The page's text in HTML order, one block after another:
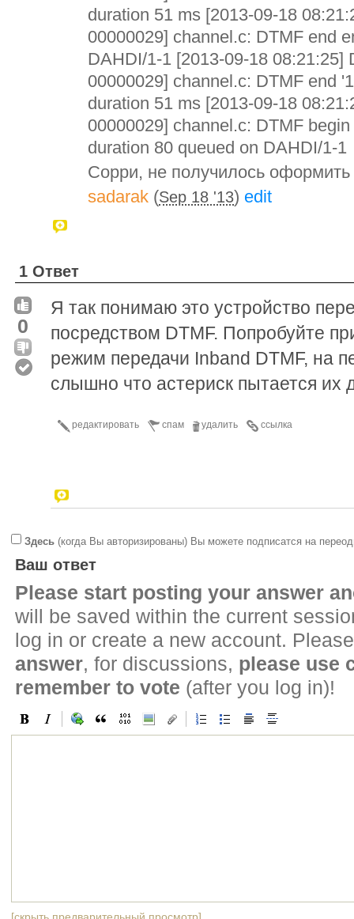
duration 51 ms [2013-09-18
00000029] channel.c: DTMF end
DAHDI/1-1 [2013-09-18 08:21:25]
00000029] channel.c: DTMF end
duration 51 ms [2013-09-18
00000029] channel.c: DTMF
duration 80 queued on DAHDI/1-1
Сорри, не получилось оформить
sadarak (Sep 18 '13) edit
1 Ответ
0
Я так понимаю это устройство
посредством DTMF. Попробуйте
режим передачи Inband DTMF, на
слышно что астериск пытается их
ссылка
удалить
спам
редактировать
Здесь (когда Вы авторизированы) Вы можете подписатся на
Ваш ответ
Please start posting your answer
will be saved within the current
log in or create a new account.
answer, for discussions, please use
remember to vote (after you log in)!